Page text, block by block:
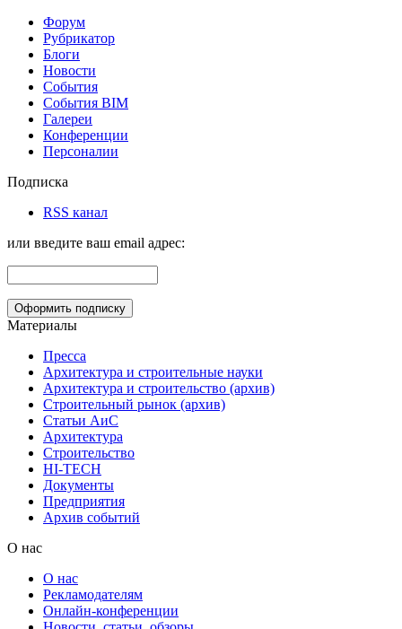
Форум
Рубрикатор
Блоги
Новости
События
События BIM
Галереи
Конференции
Персоналии
Подписка
RSS канал
или введите ваш email адрес:
Материалы
Пресса
Архитектура и строительные науки
Архитектура и строительство (архив)
Строительный рынок (архив)
Статьи АиС
Архитектура
Строительство
HI-TECH
Документы
Предприятия
Архив событий
О нас
О нас
Рекламодателям
Онлайн-конференции